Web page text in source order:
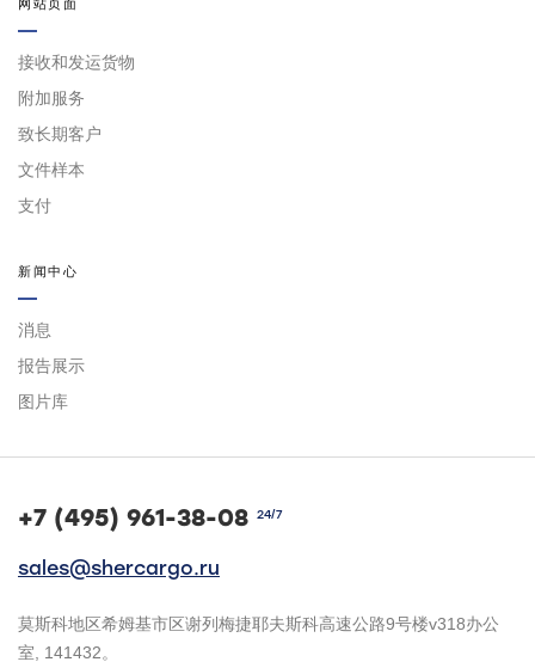
网站页面
接收和发运货物
附加服务
致长期客户
文件样本
支付
新闻中心
消息
报告展示
图片库
+7 (495) 961-38-08 24/7
sales@shercargo.ru
莫斯科地区希姆基市区谢列梅捷耶夫斯科高速公路9号楼v318办公
室, 141432。